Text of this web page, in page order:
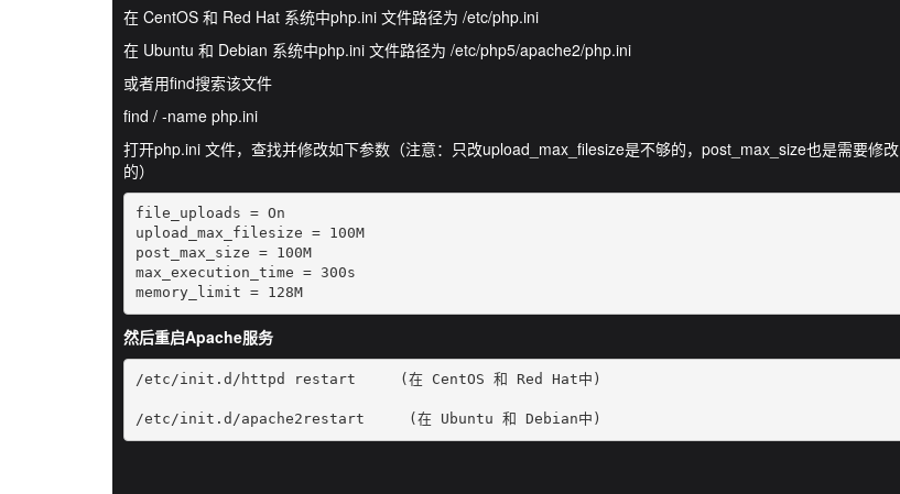
在 CentOS 和 Red Hat 系统中php.ini 文件路径为 /etc/php.ini
在 Ubuntu 和 Debian 系统中php.ini 文件路径为 /etc/php5/apache2/php.ini
或者用find搜索该文件
find / -name php.ini
打开php.ini 文件，查找并修改如下参数（注意：只改upload_max_filesize是不够的，post_max_size也是需要修改
的）
file_uploads = On
upload_max_filesize = 100M
post_max_size = 100M
max_execution_time = 300s
memory_limit = 128M
然后重启Apache服务
/etc/init.d/httpd restart     (在 CentOS 和 Red Hat中)
/etc/init.d/apache2restart     (在 Ubuntu 和 Debian中)